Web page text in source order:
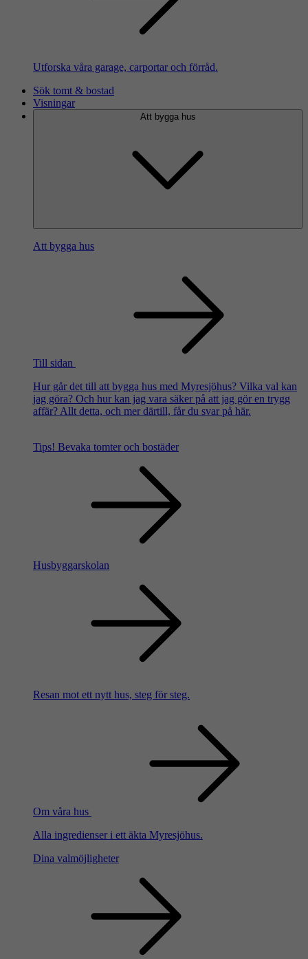
Utforska våra garage, carportar och förråd.
Sök tomt & bostad
Visningar
Att bygga hus
Att bygga hus
Till sidan
Hur går det till att bygga hus med Myresjöhus? Vilka val kan
jag göra? Och hur kan jag vara säker på att jag gör en trygg
affär? Allt detta, och mer därtill, får du svar på här.
Tips! Bevaka tomter och bostäder
Husbyggarskolan
Resan mot ett nytt hus, steg för steg.
Om våra hus
Alla ingredienser i ett äkta Myresjöhus.
Dina valmöjligheter